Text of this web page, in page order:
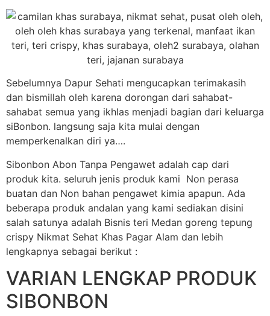
Sebelumnya Dapur Sehati mengucapkan terimakasih
dan bismillah oleh karena dorongan dari sahabat-
sahabat semua yang ikhlas menjadi bagian dari keluarga
siBonbon. langsung saja kita mulai dengan
memperkenalkan diri ya….
Sibonbon Abon Tanpa Pengawet adalah cap dari
produk kita. seluruh jenis produk kami Non perasa
buatan dan Non bahan pengawet kimia apapun. Ada
beberapa produk andalan yang kami sediakan disini
salah satunya adalah Bisnis teri Medan goreng tepung
crispy Nikmat Sehat Khas Pagar Alam dan lebih
lengkapnya sebagai berikut :
VARIAN LENGKAP PRODUK
SIBONBON